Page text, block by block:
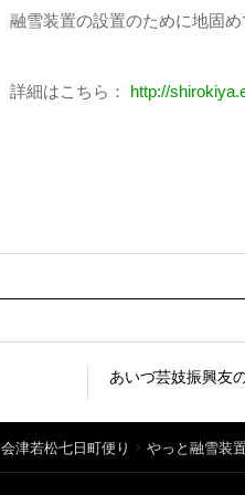
融雪装置の設置のために地固
詳細はこちら： http://
あいづ芸妓振興友
会津若松七日町便り やっと融雪装